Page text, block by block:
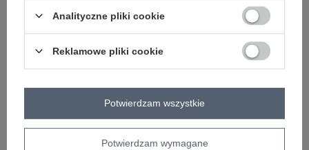
Masz pytanie? Chętnie pomożemy.
IT-KMPL-21718.27P
bluza+spodnie
Analityczne pliki cookie
Reklamowe pliki cookie
Potwierdzam wymagane
Potwierdzam wszystkie